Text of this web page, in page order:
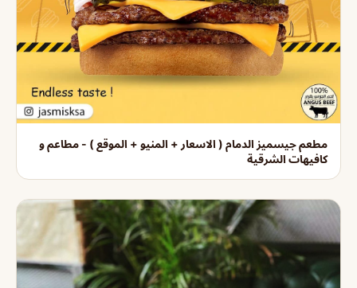
مطعم جيسميز الدمام ( الاسعار + المنيو + الموقع ) - مطاعم و
كافيهات الشرقية